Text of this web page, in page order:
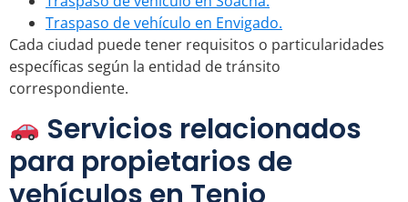
Traspaso de vehículo en Envigado.
Cada ciudad puede tener requisitos o particularidades
específicas según la entidad de tránsito
correspondiente.
Servicios relacionados
para propietarios de
vehículos en Tenjo